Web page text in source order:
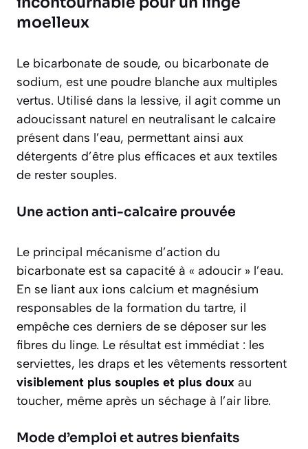
moelleux
Le bicarbonate de soude, ou bicarbonate de
sodium, est une poudre blanche aux multiples
vertus. Utilisé dans la lessive, il agit comme un
adoucissant naturel en neutralisant le calcaire
présent dans l’eau, permettant ainsi aux
détergents d’être plus efficaces et aux textiles
de rester souples.
Une action anti-calcaire prouvée
Le principal mécanisme d’action du
bicarbonate est sa capacité à « adoucir » l’eau.
En se liant aux ions calcium et magnésium
responsables de la formation du tartre, il
empêche ces derniers de se déposer sur les
fibres du linge. Le résultat est immédiat : les
serviettes, les draps et les vêtements ressortent
visiblement plus souples et plus doux au
toucher, même après un séchage à l’air libre.
Mode d’emploi et autres bienfaits